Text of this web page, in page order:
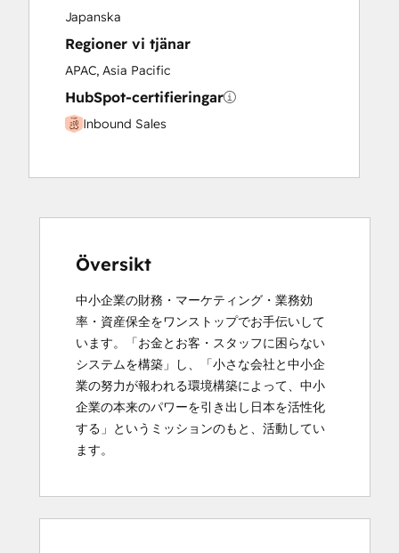
Japanska
Regioner vi tjänar
APAC, Asia Pacific
HubSpot-certifieringar
Inbound Sales
Översikt
中小企業の財務・マーケティング・業務効
率・資産保全をワンストップでお手伝いして
います。「お金とお客・スタッフに困らない
システムを構築」し、「小さな会社と中小企
業の努力が報われる環境構築によって、中小
企業の本来のパワーを引き出し日本を活性化
する」というミッションのもと、活動してい
ます。